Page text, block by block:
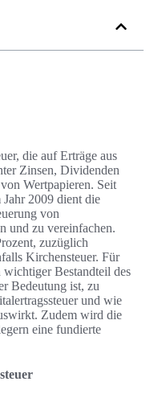
die auf Erträge aus
Zinsen, Dividenden
Wertpapieren. Seit
2009 dient die
von
und zu vereinfachen.
zuzüglich
Kirchensteuer. Für
Bestandteil des
Bedeutung ist, zu
und wie
Zudem wird die
eine fundierte